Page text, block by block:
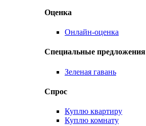
Оценка
Онлайн-оценка
Специальные предложения
Зеленая гавань
Спрос
Куплю квартиру
Куплю комнату